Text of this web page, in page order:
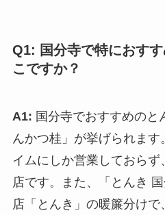
Q1: 国分寺で特におす
こですか？
A1: 国分寺でおすすめのと
んかつ桂」が挙げられます
イムにしか営業しておら
店です。また、「とんき
店「とんき」の暖簾分け